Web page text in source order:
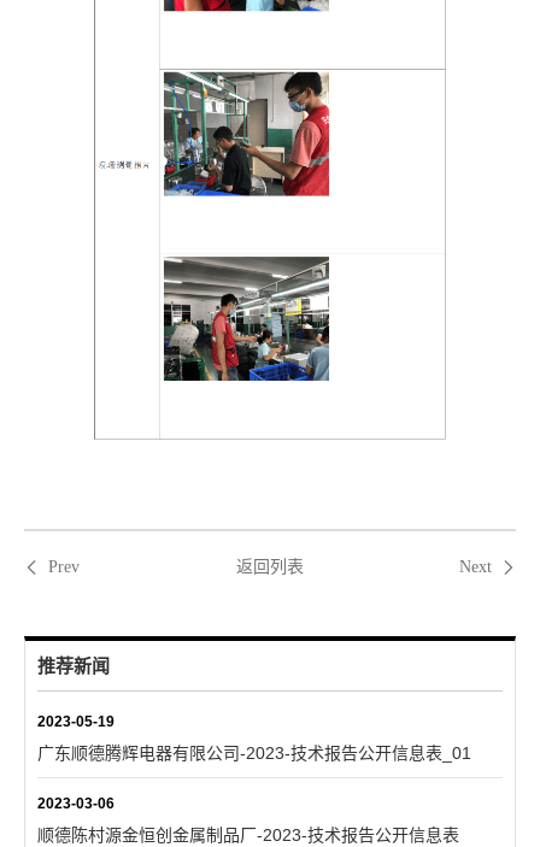
Prev 返回列表 Next
推荐新闻
2023-05-19
广东顺德腾辉电器有限公司-2023-技术报告公开信息表_01
2023-03-06
顺德陈村源金恒创金属制品厂-2023-技术报告公开信息表